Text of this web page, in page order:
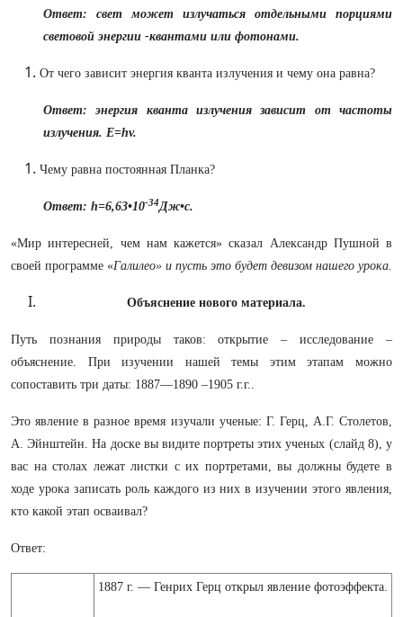
Ответ: свет может излучаться отдельными порциями
световой энергии -квантами или фотонами.
От чего зависит энергия кванта излучения и чему она равна?
Ответ: энергия кванта излучения зависит от частоты
излучения. E=hv.
Чему равна постоянная Планка?
Ответ: h=6,63•10-34Дж•с.
«Мир интересней, чем нам кажется» сказал Александр Пушной в
своей программе «Галилео» и пусть это будет девизом нашего урока.
Объяснение нового материала.
Путь познания природы таков: открытие – исследование –
объяснение. При изучении нашей темы этим этапам можно
сопоставить три даты: 1887—1890 –1905 г.г..
Это явление в разное время изучали ученые: Г. Герц, А.Г. Столетов,
А. Эйнштейн. На доске вы видите портреты этих ученых (слайд 8), у
вас на столах лежат листки с их портретами, вы должны будете в
ходе урока записать роль каждого из них в изучении этого явления,
кто какой этап осваивал?
Ответ:
1887 г. — Генрих Герц открыл явление фотоэффекта.